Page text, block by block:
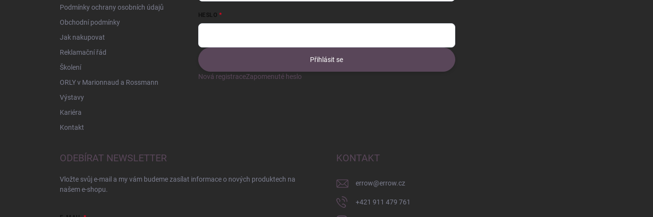
Podmínky ochrany osobních údajů
Obchodní podmínky
Jak nakupovat
Reklamační řád
Školení
ORLY v Marionnaud a Rossmann
Výstavy
Kariéra
Kontakt
HESLO
Přihlásit se
Nová registraceZapomenuté heslo
ODEBÍRAT NEWSLETTER
Vložte svůj e-mail a my vám budeme zasílat informace o nových produktech na
našem e-shopu.
KONTAKT
errow@errow.cz
+421 911 479 761